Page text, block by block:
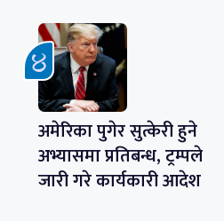
अमेरिका पुगेर सुत्केरी हुने
अभ्यासमा प्रतिबन्ध, ट्रम्पले
जारी गरे कार्यकारी आदेश